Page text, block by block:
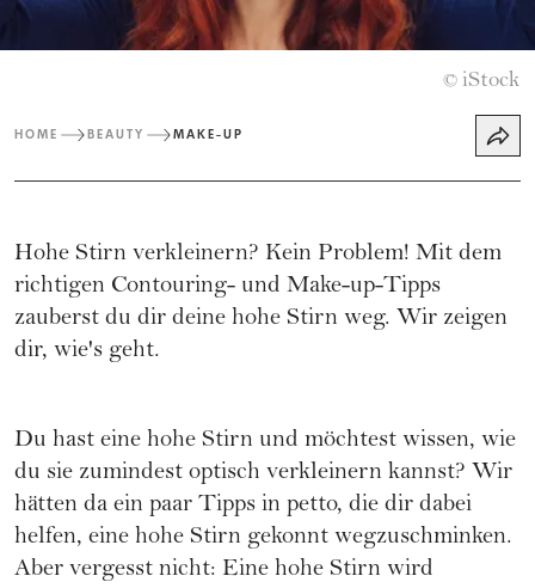
© iStock
HOME BEAUTY MAKE-UP
Hohe Stirn verkleinern? Kein Problem! Mit dem
richtigen Contouring- und Make-up-Tipps
zauberst du dir deine hohe Stirn weg. Wir zeigen
dir, wie's geht.
Du hast eine hohe Stirn und möchtest wissen, wie
du sie zumindest optisch verkleinern kannst? Wir
hätten da ein paar Tipps in petto, die dir dabei
helfen, eine hohe Stirn gekonnt wegzuschminken.
Aber vergesst nicht: Eine hohe Stirn wird